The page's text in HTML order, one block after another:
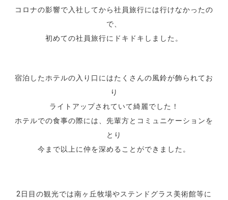
コロナの影響で入社してから社員旅行には行けなかったの
で、
初めての社員旅行にドキドキしました。
宿泊したホテルの入り口にはたくさんの風鈴が飾られてお
り
ライトアップされていて綺麗でした！
ホテルでの食事の際には、先輩方とコミュニケーションを
とり
今まで以上に仲を深めることができました。
2日目の観光では南ヶ丘牧場やステンドグラス美術館等に